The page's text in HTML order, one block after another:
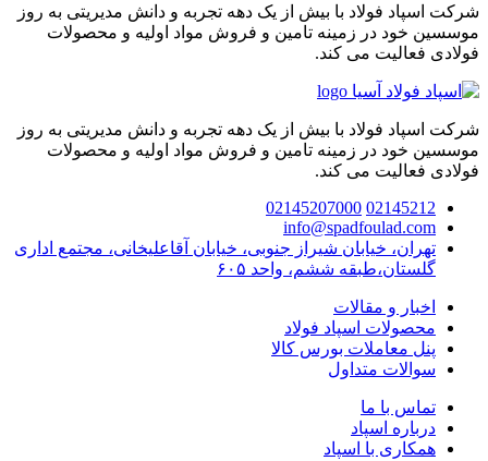
شرکت اسپاد فولاد با بیش از یک دهه تجربه و دانش مدیریتی به روز
موسسین خود در زمینه تامین و فروش مواد اولیه و محصولات
فولادی فعالیت می کند.
شرکت اسپاد فولاد با بیش از یک دهه تجربه و دانش مدیریتی به روز
موسسین خود در زمینه تامین و فروش مواد اولیه و محصولات
فولادی فعالیت می کند.
02145212
02145207000
info@spadfoulad.com
تهران، خیابان شیراز جنوبی، خیابان آقاعلیخانی، مجتمع اداری
گلستان،طبقه ششم، واحد ۶۰۵
اخبار و مقالات
محصولات اسپاد فولاد
پنل معاملات بورس کالا
سوالات متداول
تماس با ما
درباره اسپاد
همکاری با اسپاد